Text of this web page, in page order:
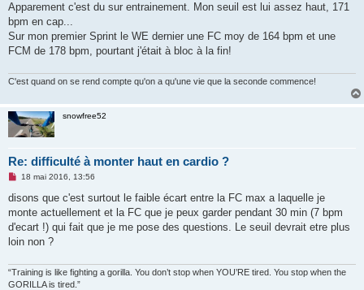
l
u
Apparement c'est du sur entrainement. Mon seuil est lui assez haut, 171
bpm en cap...
Sur mon premier Sprint le WE dernier une FC moy de 164 bpm et une
FCM de 178 bpm, pourtant j'était à bloc à la fin!
C'est quand on se rend compte qu'on a qu'une vie que la seconde commence!
snowfree52
Re: difficulté à monter haut en cardio ?
M
s
a
g
n
n
l
u
18 mai 2016, 13:56
disons que c'est surtout le faible écart entre la FC max a laquelle je
monte actuellement et la FC que je peux garder pendant 30 min (7 bpm
d'ecart !) qui fait que je me pose des questions. Le seuil devrait etre plus
loin non ?
“Training is like fighting a gorilla. You don’t stop when YOU’RE tired. You stop when the
GORILLA is tired.”